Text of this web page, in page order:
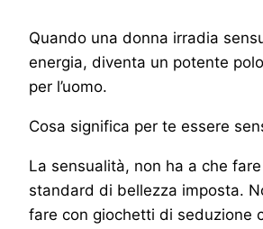
Quando una donna irradia
energia, diventa un potente
per l’uomo.
Cosa significa per te essere
La sensualità, non ha a che
standard di bellezza imposta.
fare con giochetti di seduzione